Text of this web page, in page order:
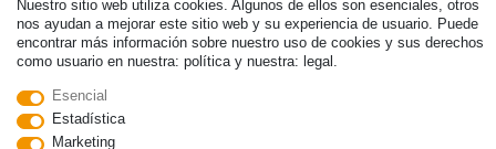
Nuestro sitio web utiliza cookies. Algunos de ellos son esenciales, otros
nos ayudan a mejorar este sitio web y su experiencia de usuario. Puede
encontrar más información sobre nuestro uso de cookies y sus derechos
como usuario en nuestra: política y nuestra: legal.
Esencial
Estadística
Marketing